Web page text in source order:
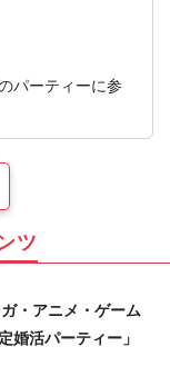
パーティーに参
ツ
・アニメ・ゲーム
婚活パーティー」